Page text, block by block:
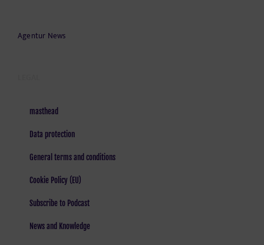
Agentur News
masthead
Data protection
General terms and conditions
Cookie Policy (EU)
Subscribe to Podcast
News and Knowledge